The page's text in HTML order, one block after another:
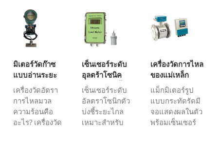
มิเตอร์วัดก๊าซ
แบบอ่านระยะ
ไกล
เครื่องวัดอัตรา
การไหลมวล
ความร้อนคือ
อะไร? เครื่องวัด
เซ็นเซอร์ระดับ
อุลตร้าโซนิค
พร้อมตัวบ่งชี้
ระยะไกล
เซ็นเซอร์ระดับ
อัลตราโซนิกตัว
บ่งชี้ระยะไกล
เหมาะสำหรับ
เครื่องวัดการไหล
ของแม่เหล็ก
ไฟฟ้าแบบระยะ
ไกล
แม็กมิเตอร์รูป
แบบกระทัดรัดมี
จอแสดงผลในตัว
พร้อมเซ็นเซอร์